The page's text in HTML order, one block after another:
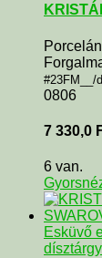
#23FM__/
0806
7 330,0
6 van.
Esküvő